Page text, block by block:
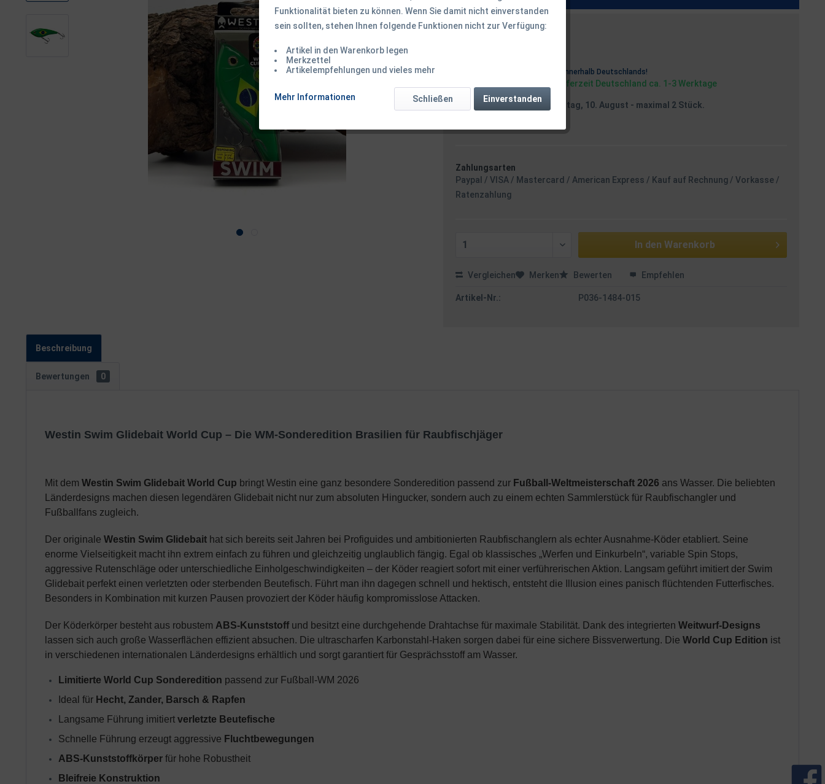
15,99 € *
innerhalb Deutschlands!
Sofort versandfertig, Lieferzeit Deutschland ca. 1-3 Werktage
Versand am Montag, 10. August - maximal 2 Stück.
Zahlungsarten
Paypal / VISA / Mastercard / American Express / Kauf auf Rechnung / Vorkasse /
Ratenzahlung
In den Warenkorb
Vergleichen Merken Bewerten Empfehlen
Artikel-Nr.: P036-1484-015
Beschreibung
Bewertungen 0
Westin Swim Glidebait World Cup – Die WM-Sonderedition Brasilien für Raubfischjäger
Mit dem Westin Swim Glidebait World Cup bringt Westin eine ganz besondere Sonderedition passend zur Fußball-Weltmeisterschaft 2026 ans Wasser. Die beliebten
Länderdesigns machen diesen legendären Glidebait nicht nur zum absoluten Hingucker, sondern auch zu einem echten Sammlerstück für Raubfischangler und
Fußballfans zugleich.
Der originale Westin Swim Glidebait hat sich bereits seit Jahren bei Profiguides und ambitionierten Raubfischanglern als echter Ausnahme-Köder etabliert. Seine
enorme Vielseitigkeit macht ihn extrem einfach zu führen und gleichzeitig unglaublich fängig. Egal ob klassisches „Werfen und Einkurbeln“, variable Spin Stops,
aggressive Rutenschläge oder unterschiedliche Einholgeschwindigkeiten – der Köder reagiert sofort mit einer verführerischen Aktion. Langsam geführt imitiert der Swim
Glidebait perfekt einen verletzten oder sterbenden Beutefisch. Führt man ihn dagegen schnell und hektisch, entsteht die Illusion eines panisch flüchtenden Futterfisches.
Besonders in Kombination mit kurzen Pausen provoziert der Köder häufig kompromisslose Attacken.
Der Köderkörper besteht aus robustem ABS-Kunststoff und besitzt eine durchgehende Drahtachse für maximale Stabilität. Dank des integrierten Weitwurf-Designs
lassen sich auch große Wasserflächen effizient absuchen. Die ultrascharfen Karbonstahl-Haken sorgen dabei für eine sichere Bissverwertung. Die World Cup Edition ist
in verschiedenen internationalen Länderdesigns erhältlich und sorgt garantiert für Gesprächsstoff am Wasser.
Limitierte World Cup Sonderedition passend zur Fußball-WM 2026
Ideal für Hecht, Zander, Barsch & Rapfen
Langsame Führung imitiert verletzte Beutefische
Schnelle Führung erzeugt aggressive Fluchtbewegungen
ABS-Kunststoffkörper für hohe Robustheit
Bleifreie Konstruktion
Funktionalität bieten zu können. Wenn Sie damit nicht einverstanden
sein sollten, stehen Ihnen folgende Funktionen nicht zur Verfügung:
Artikel in den Warenkorb legen
Merkzettel
Artikelempfehlungen und vieles mehr
Mehr Informationen Einverstanden
Schließen